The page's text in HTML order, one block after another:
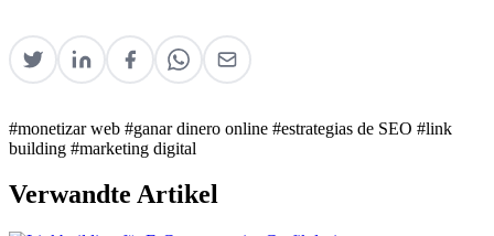
#monetizar web #ganar dinero online #estrategias de SEO #link
building #marketing digital
Verwandte Artikel